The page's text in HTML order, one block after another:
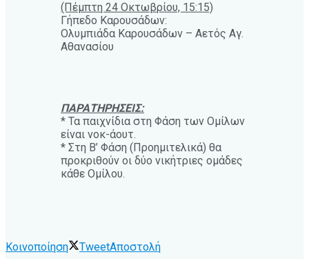
(Πέμπτη 24 Οκτωβρίου, 15:15)
Γήπεδο Καρουσάδων:
Ολυμπιάδα Καρουσάδων – Αετός Αγ.
Αθανασίου
ΠΑΡΑΤΗΡΗΣΕΙΣ:
* Τα παιχνίδια στη Φάση των Ομίλων
είναι νοκ-άουτ.
* Στη Β’ Φάση (Προημιτελικά) θα
προκριθούν οι δύο νικήτριες ομάδες
κάθε Ομίλου.
Κοινοποίηση TweetΑποστολή